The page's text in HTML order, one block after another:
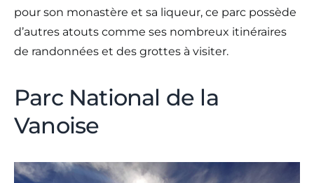
pour son monastère et sa liqueur, ce parc possède
d’autres atouts comme ses nombreux itinéraires
de randonnées et des grottes à visiter.
Parc National de la
Vanoise